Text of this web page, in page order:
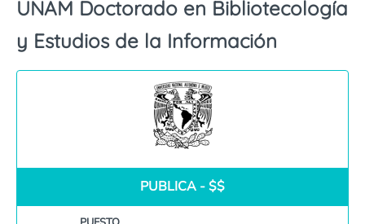
UNAM Doctorado en Bibliotecología
y Estudios de la Información
PUBLICA - $$